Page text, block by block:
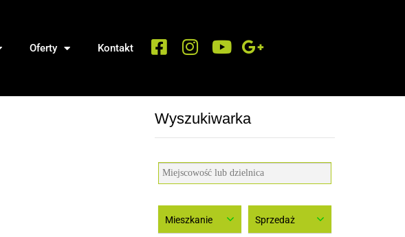
Oferty Kontakt
Wyszukiwarka
Mieszkanie Sprzedaż